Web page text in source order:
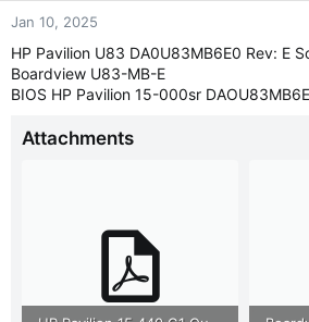
Jan 10, 2025
HP Pavilion U83 DA0U83MB6E0 Rev: E
Boardview U83-MB-E
BIOS HP Pavilion 15-000sr
Attachments